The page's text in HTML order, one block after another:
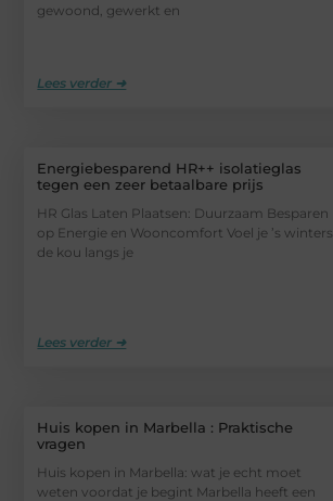
gewoond, gewerkt en
Lees verder ➜
Energiebesparend HR++ isolatieglas
tegen een zeer betaalbare prijs
HR Glas Laten Plaatsen: Duurzaam Besparen
op Energie en Wooncomfort Voel je ’s winters
de kou langs je
Lees verder ➜
Huis kopen in Marbella : Praktische
vragen
Huis kopen in Marbella: wat je echt moet
weten voordat je begint Marbella heeft een